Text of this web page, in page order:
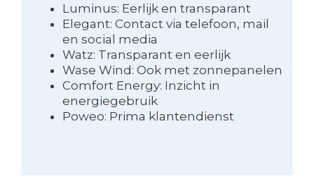
Luminus: Eerlijk en transparant
Elegant: Contact via telefoon, mail
en social media
Watz: Transparant en eerlijk
Wase Wind: Ook met zonnepanelen
Comfort Energy: Inzicht in
energiegebruik
Poweo: Prima klantendienst